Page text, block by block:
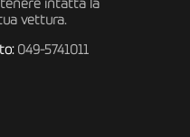
intatta la
vettura.
049-5741011